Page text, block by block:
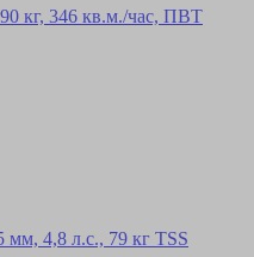
кг, 346 кв.м./час, ПВТ